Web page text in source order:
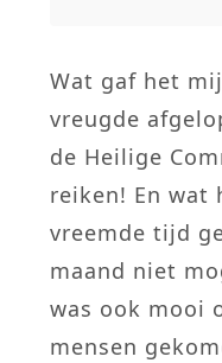
Wat gaf het
vreugde
de Heilige
reiken! En wat
vreemde tijd
maand niet
was ook mooi
mensen